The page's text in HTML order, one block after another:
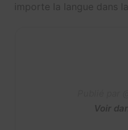
importe la langue dans
Voir